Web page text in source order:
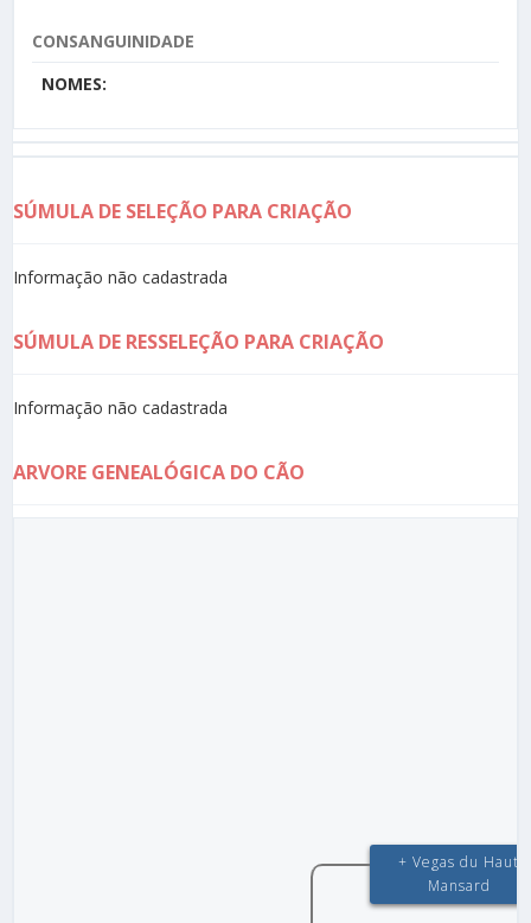
CONSANGUINIDADE
NOMES:
SÚMULA DE SELEÇÃO PARA CRIAÇÃO
Informação não cadastrada
SÚMULA DE RESSELEÇÃO PARA CRIAÇÃO
Informação não cadastrada
ARVORE GENEALÓGICA DO CÃO
+ Vegas du Haut
Mansard